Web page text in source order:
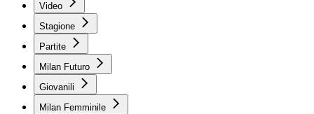
Video
Stagione
Partite
Milan Futuro
Giovanili
Milan Femminile